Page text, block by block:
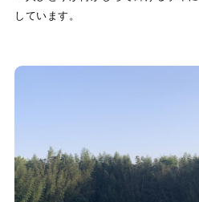
しています。